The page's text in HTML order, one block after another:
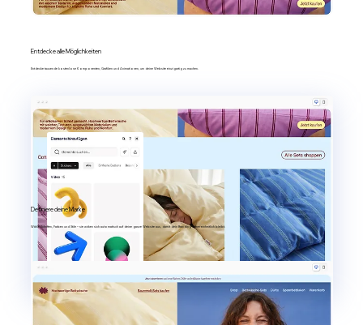
Entdecke alle Möglichkeiten
Entdecke tausende kostenlose Komponenten, Grafiken und Animationen, um deine Website einzigartig zu machen.
Definiere deine Marke
Wähle Schriften, Farben und Stile – sie wirken sich automatisch auf deine ganze Website aus, damit dein Branding immer einheitlich bleibt.